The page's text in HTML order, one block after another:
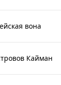
вона
Кайман